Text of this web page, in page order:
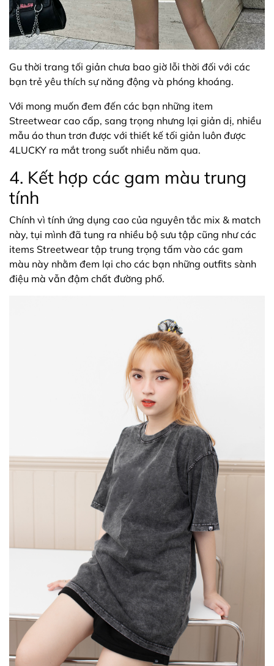
Gu thời trang tối giản chưa bao giờ lỗi thời đối với các
bạn trẻ yêu thích sự năng động và phóng khoáng.
Với mong muốn đem đến các bạn những item
Streetwear cao cấp, sang trọng nhưng lại giản dị, nhiều
mẫu áo thun trơn được với thiết kế tối giản luôn được
4LUCKY ra mắt trong suốt nhiều năm qua.
4. Kết hợp các gam màu trung
tính
Chính vì tính ứng dụng cao của nguyên tắc mix & match
này, tụi mình đã tung ra nhiều bộ sưu tập cũng như các
items Streetwear tập trung trọng tấm vào các gam
màu này nhằm đem lại cho các bạn những outfits sành
điệu mà vẫn đậm chất đường phố.